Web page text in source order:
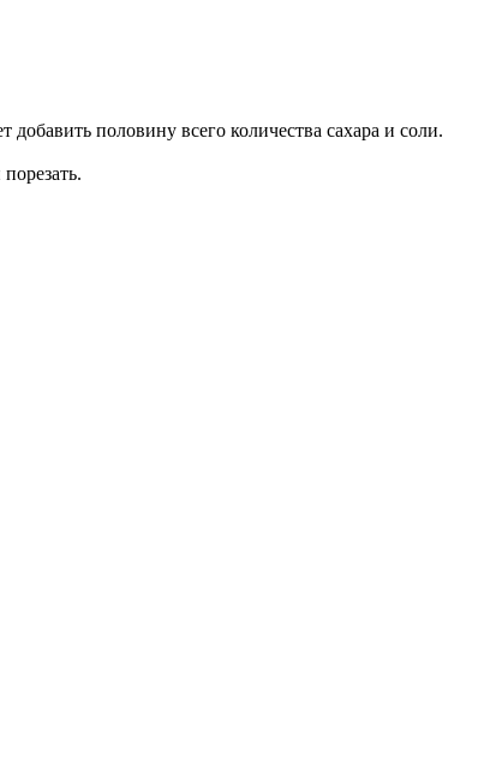
половину всего количества сахара и соли.